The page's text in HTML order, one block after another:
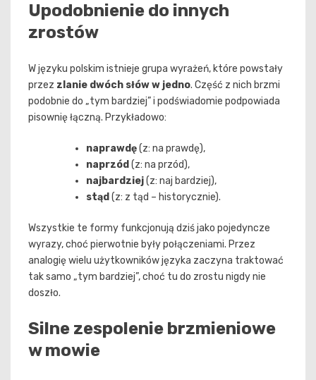
Upodobnienie do innych
zrostów
W języku polskim istnieje grupa wyrażeń, które powstały
przez zlanie dwóch słów w jedno. Część z nich brzmi
podobnie do „tym bardziej” i podświadomie podpowiada
pisownię łączną. Przykładowo:
naprawdę(z: na prawdę),
naprzód (z: na przód),
najbardziej(z: naj bardziej),
stąd (z: z tąd – historycznie).
Wszystkie te formy funkcjonują dziś jako pojedyncze
wyrazy, choć pierwotnie były połączeniami. Przez
analogię wielu użytkowników języka zaczyna traktować
tak samo „tym bardziej”, choć tu do zrostu nigdy nie
doszło.
Silne zespolenie brzmieniowe
w mowie